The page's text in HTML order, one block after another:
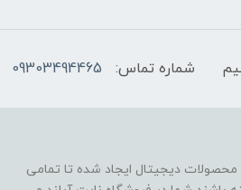
شماره تماس: 09303494465
محصولات دیجیتال ایجاد شده تا تمامی